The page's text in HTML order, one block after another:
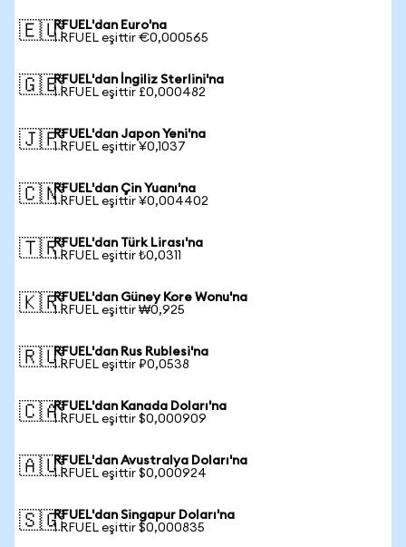
🇪🇺RFUEL'dan Euro'na
1 RFUEL eşittir €0,000565
🇬🇧RFUEL'dan İngiliz Sterlini'na
1 RFUEL eşittir £0,000482
🇯🇵RFUEL'dan Japon Yeni'na
1 RFUEL eşittir ¥0,1037
🇨🇳RFUEL'dan Çin Yuanı'na
1 RFUEL eşittir ¥0,004402
🇹🇷RFUEL'dan Türk Lirası'na
1 RFUEL eşittir ₺0,0311
🇰🇷RFUEL'dan Güney Kore Wonu'na
1 RFUEL eşittir ₩0,925
🇷🇺RFUEL'dan Rus Rublesi'na
1 RFUEL eşittir ₽0,0538
🇨🇦RFUEL'dan Kanada Doları'na
1 RFUEL eşittir $0,000909
🇦🇺RFUEL'dan Avustralya Doları'na
1 RFUEL eşittir $0,000924
🇸🇬RFUEL'dan Singapur Doları'na
1 RFUEL eşittir $0,000835